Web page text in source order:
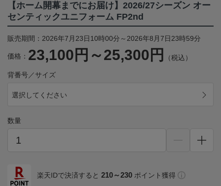
【ホーム開幕までにお届け】2026/27シーズン オー
センティックユニフォーム FP2nd
販売期間：2026年7月23日10時00分～2026年8月7日23時59分
価格： 23,100円～25,300円 （税込）
背番号／サイズ
選択してください
数量
楽天IDで決済すると 210～230 ポイント獲得